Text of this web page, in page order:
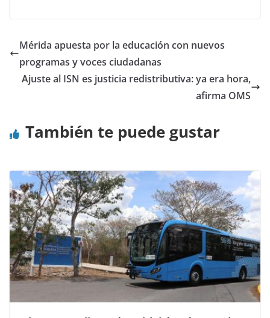
Mérida apuesta por la educación con nuevos
programas y voces ciudadanas
Ajuste al ISN es justicia redistributiva: ya era hora,
afirma OMS
También te puede gustar